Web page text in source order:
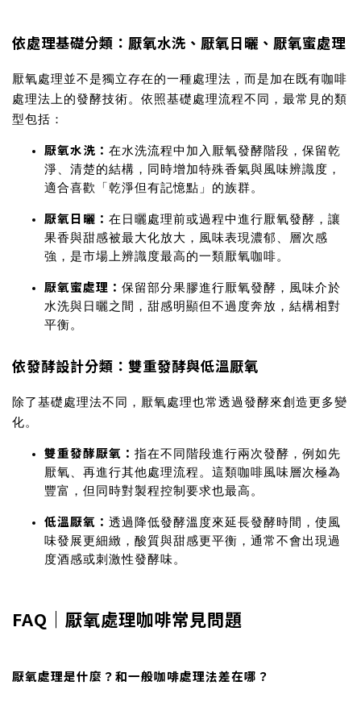
依處理基礎分類：厭氧水洗、厭氧日曬、厭氧蜜處理
厭氧處理並不是獨立存在的一種處理法，而是加在既有咖啡
處理法上的發酵技術。依照基礎處理流程不同，最常見的類
型包括：
厭氧水洗 ： 在水洗流程中加入厭氧發酵階段，保留乾
淨、清楚的結構，同時增加特殊香氣與風味辨識度，
適合喜歡「乾淨但有記憶點」的族群。
厭氧日曬 ： 在日曬處理前或過程中進行厭氧發酵，讓
果香與甜感被最大化放大，風味表現濃郁、層次感
強，是市場上辨識度最高的一類厭氧咖啡。
厭氧蜜處理 ： 保留部分果膠進行厭氧發酵，風味介於
水洗與日曬之間，甜感明顯但不過度奔放，結構相對
平衡。
依發酵設計分類：雙重發酵與低溫厭氧
除了基礎處理法不同，厭氧處理也常透過發酵來創造更多變
化。
雙重發酵厭氧 ： 指在不同階段進行兩次發酵，例如先
厭氧、再進行其他處理流程。這類咖啡風味層次極為
豐富，但同時對製程控制要求也最高。
低溫厭氧 ： 透過降低發酵溫度來延長發酵時間，使風
味發展更細緻，酸質與甜感更平衡，通常不會出現過
度酒感或刺激性發酵味。
FAQ｜厭氧處理咖啡常見問題
厭氧處理是什麼？和一般咖啡處理法差在哪？